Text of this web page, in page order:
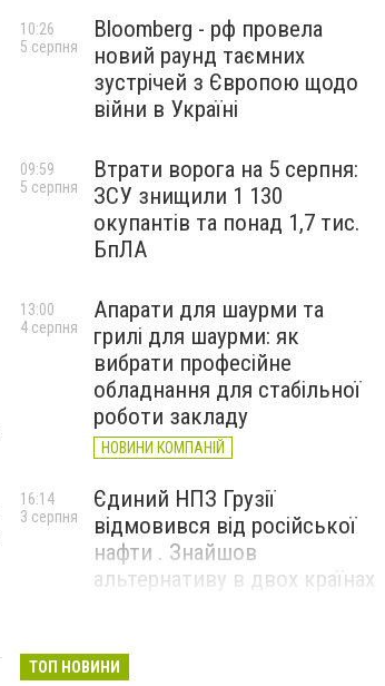
Bloomberg - рф провела
новий раунд таємних
зустрічей з Європою щодо
війни в Україні
10:26
5 серпня
Втрати ворога на 5 серпня:
ЗСУ знищили 1 130
окупантів та понад 1,7 тис.
БпЛА
09:59
5 серпня
Апарати для шаурми та
грилі для шаурми: як
вибрати професійне
обладнання для стабільної
роботи закладу
НОВИНИ КОМПАНІЙ
13:00
4 серпня
Єдиний НПЗ Грузії
відмовився від російської
нафти . Знайшов
альтернативу в двох країнах
16:14
3 серпня
ЗСУ на Wildberries . 200 млрд
3 серпня
ТОП НОВИНИ